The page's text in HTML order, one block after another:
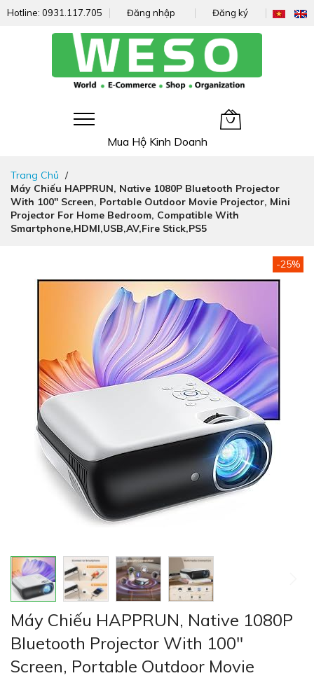
Hotline: 0931.117.705 Đăng nhập Đăng ký
Mua Hộ Kinh Doanh
nhanh
đến
nội
dung
Trang Chủ
Máy Chiếu HAPPRUN, Native 1080P Bluetooth Projector
With 100" Screen, Portable Outdoor Movie Projector, Mini
Projector For Home Bedroom, Compatible With
Smartphone,HDMI,USB,AV,Fire Stick,PS5
đến
phần
của
-25%
Máy Chiếu HAPPRUN, Native 1080P
Bluetooth Projector With 100"
Screen, Portable Outdoor Movie